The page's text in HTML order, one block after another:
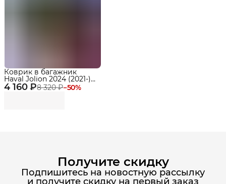
4 160 ₽8 320 ₽−50%
Коврик в багажник
Haval Jolion 2024 (2021-)
2WD - 4WD, Хавал
Джолион с бортами и
Получите скидку
Подпишитесь на новостную рассылку
и получите скидку на первый заказ